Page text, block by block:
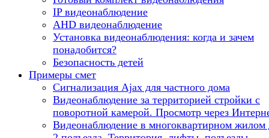
IP видеонаблюдение
AHD видеонаблюдение
Установка видеонаблюдения: когда и зачем
понадобится?
Безопасность детей
Примеры смет
Сигнализация Ajax для частного дома
Видеонаблюдение за территорией стройки с
поворотной камерой. Просмотр через
Видеонаблюдение в многоквартирном жилом